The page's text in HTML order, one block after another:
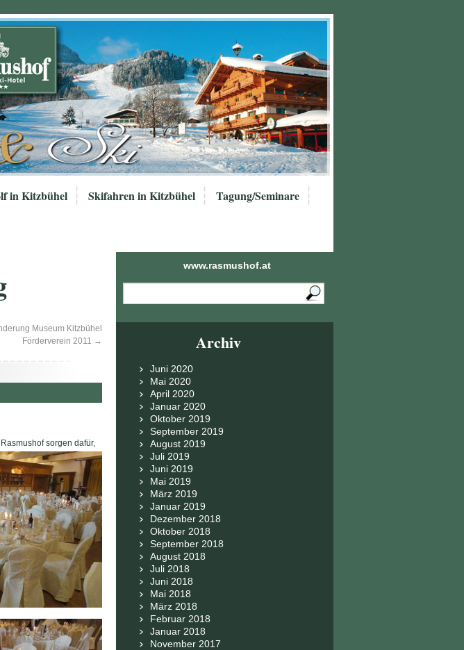
in Kitzbühel Skifahren in Kitzbühel Tagung/Seminare
www.rasmushof.at
Museum Kitzbühel
Förderverein 2011 →
sorgen dafür,
Archiv
Juni 2020
Mai 2020
April 2020
Januar 2020
Oktober 2019
September 2019
August 2019
Juli 2019
Juni 2019
Mai 2019
März 2019
Januar 2019
Dezember 2018
Oktober 2018
September 2018
August 2018
Juli 2018
Juni 2018
Mai 2018
März 2018
Februar 2018
Januar 2018
November 2017